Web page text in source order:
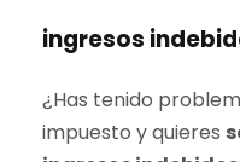
ingresos
¿Has tenido
impuesto y quieres